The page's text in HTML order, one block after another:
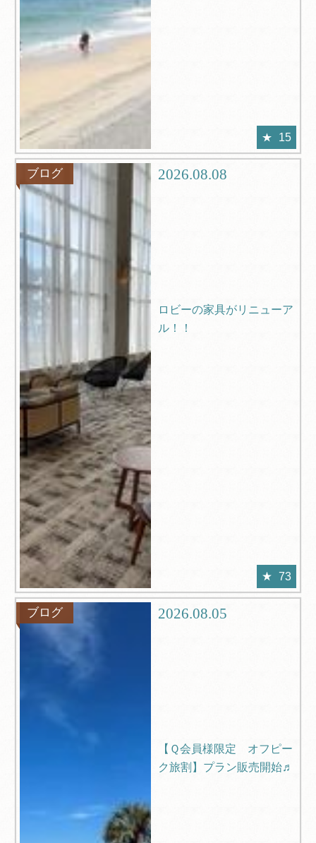
15
ブログ 2026.08.08
ロビーの家具がリニューア
ル！！
73
ブログ 2026.08.05
【Ｑ会員様限定 オフピー
ク旅割】プラン販売開始♬